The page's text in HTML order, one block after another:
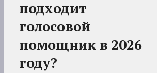
подходит
голосовой
помощник в 2026
году?